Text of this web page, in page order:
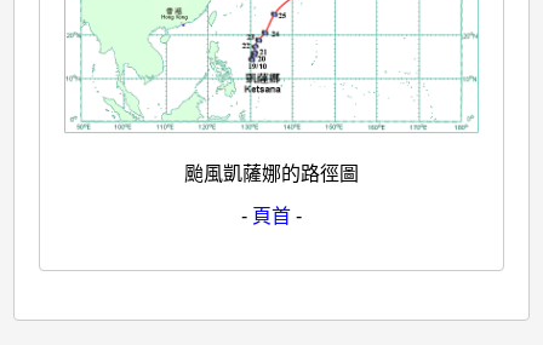
颱風凱薩娜的路徑圖
- 頁首 -